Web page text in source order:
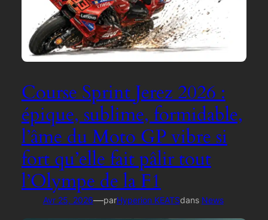
Course Sprint Jerez 2026 :
épique, sublime, formidable,
l’âme du Moto GP vibre si
fort qu’elle fait pâlir tout
l’Olympe de la F1
Avr 25, 2026—parHyperion KEATSdans News